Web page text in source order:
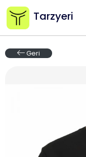
Tarzyeri
Geri